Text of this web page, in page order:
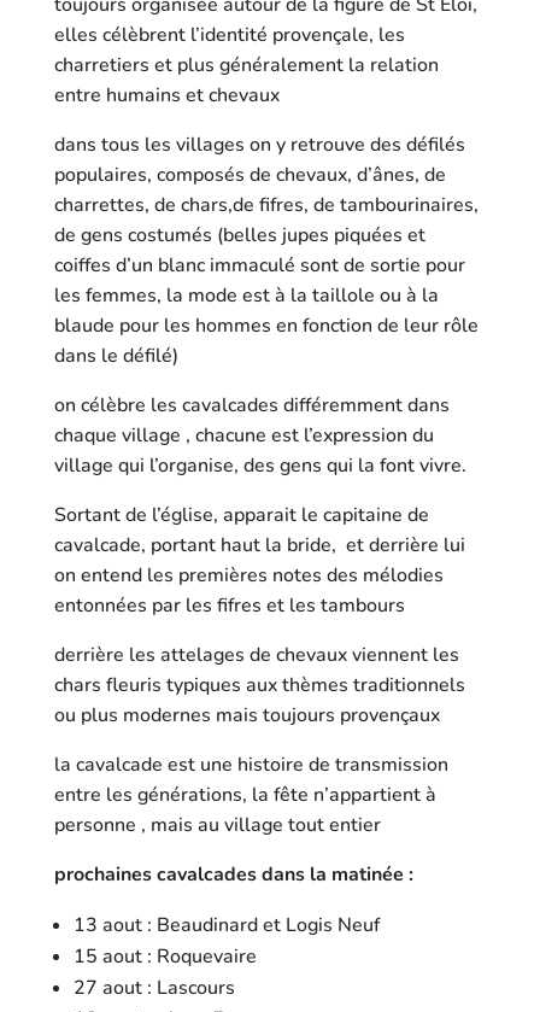
elles célèbrent l’identité provençale, les
charretiers et plus généralement la relation
entre humains et chevaux
dans tous les villages on y retrouve des défilés
populaires, composés de chevaux, d’ânes, de
charrettes, de chars,de fifres, de tambourinaires,
de gens costumés (belles jupes piquées et
coiffes d’un blanc immaculé sont de sortie pour
les femmes, la mode est à la taillole ou à la
blaude pour les hommes en fonction de leur rôle
dans le défilé)
on célèbre les cavalcades différemment dans
chaque village , chacune est l’expression du
village qui l’organise, des gens qui la font vivre.
Sortant de l’église, apparait le capitaine de
cavalcade, portant haut la bride, et derrière lui
on entend les premières notes des mélodies
entonnées par les fifres et les tambours
derrière les attelages de chevaux viennent les
chars fleuris typiques aux thèmes traditionnels
ou plus modernes mais toujours provençaux
la cavalcade est une histoire de transmission
entre les générations, la fête n’appartient à
personne , mais au village tout entier
prochaines cavalcades dans la matinée :
13 aout : Beaudinard et Logis Neuf
15 aout : Roquevaire
27 aout : Lascours